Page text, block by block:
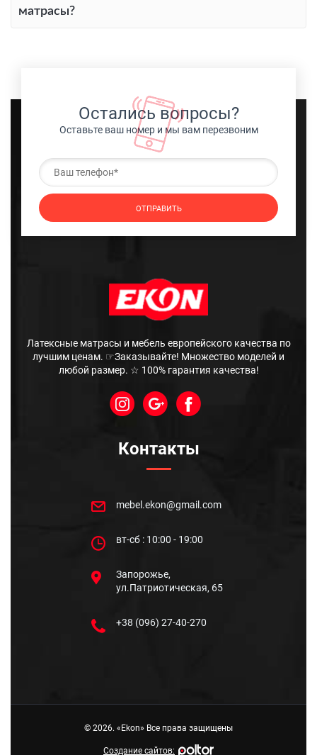
матрасы?
Остались вопросы?
Оставьте ваш номер и мы вам перезвоним
Латексные матрасы и мебель европейского качества по
лучшим ценам. ☞Заказывайте! Множество моделей и
любой размер. ☆ 100% гарантия качества!
Контакты
mebel.ekon@gmail.com
вт-сб : 10:00 - 19:00
Запорожье,
ул.Патриотическая, 65
+38 (096) 27-40-270
© 2026. «Ekon» Все права защищены
Создание сайтов: